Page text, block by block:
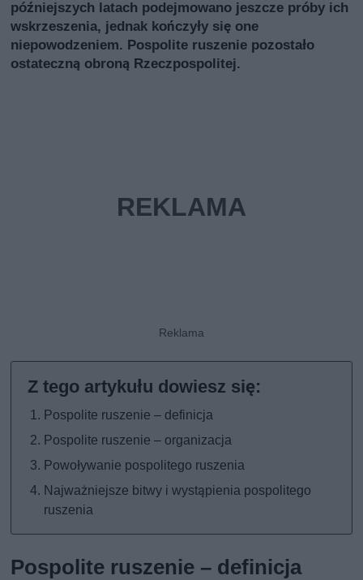
późniejszych latach podejmowano jeszcze próby ich
wskrzeszenia, jednak kończyły się one
niepowodzeniem. Pospolite ruszenie pozostało
ostateczną obroną Rzeczpospolitej.
Pospolite ruszenie – definicja
Pospolite ruszenie – organizacja
Powoływanie pospolitego ruszenia
Najważniejsze bitwy i wystąpienia pospolitego
ruszenia
Pospolite ruszenie – definicja